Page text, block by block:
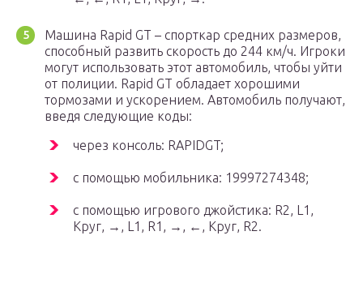
Машина Rapid GT – спорткар средних размеров,
способный развить скорость до 244 км/ч. Игроки
могут использовать этот автомобиль, чтобы уйти
от полиции. Rapid GT обладает хорошими
тормозами и ускорением. Автомобиль получают,
введя следующие коды:
через консоль: RAPIDGT;
с помощью мобильника: 19997274348;
с помощью игрового джойстика: R2, L1,
Круг, →, L1, R1, →, ←, Круг, R2.